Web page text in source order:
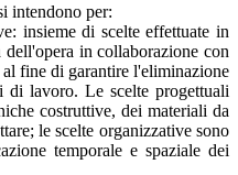
intendono per:
insieme di scelte effettuate in
in collaborazione con
fine di garantire l'eliminazione
lavoro. Le scelte progettuali
costruttive, dei materiali da
le scelte organizzative sono
temporale e spaziale dei